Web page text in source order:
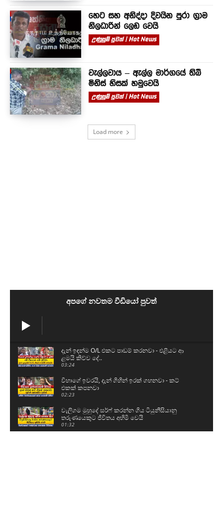
හෙට සහ අනිද්දා දිවයින පුරා ග්‍රාම
නිලධාරින් ලෙඩ වෙයි
උණුසුම් පුවත් | Hot News
වැල්ලවාය – ඇල්ල මාර්ගයේ තිබී
මිනිස් හිසක් හමුවෙයි
උණුසුම් පුවත් | Hot News
Load more
අපගේ නවතම වීඩියෝ පුවත්
දැන් ඉඳන්ම O/L එකට පාඩම් කරනවා - එළියට ආ
ළමයි කිව්ව දේ..
03:24
විභාගේ ඉවරයි, දැන් ගිහින් ඉරක් ගහනවා - කට්
එකක් කපනවා
02:23
වැලිගම මුහුදේ සර්ෆ් කරන්න ගිය ටියුනීසියානු
තරුණයෙකුට ජීවිතය අහිමි වෙයි
01:32